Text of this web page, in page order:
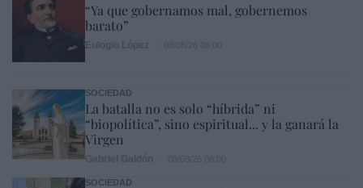
“Ya que gobernamos mal, gobernemos
barato”
SOCIEDAD
La batalla no es solo “híbrida” ni
“biopolítica”, sino espiritual... y la ganará la
Virgen
SOCIEDAD